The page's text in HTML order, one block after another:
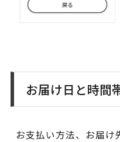
お届け日と時間
お支払い方法、お届け